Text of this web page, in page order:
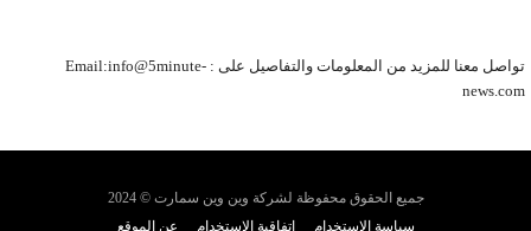
تواصل معنا للمزيد من المعلومات والتفاصيل على : Email:info@5minute-
news.com
جميع الحقوق محفوظة لشركة وين وين سمارت © 2024
سياسة الاستخدام
اتفاقية الاستخدام عن الموقع